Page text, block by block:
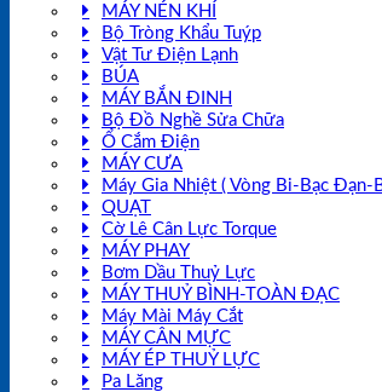
MÁY NÉN KHÍ
Bộ Tròng Khẩu Tuýp
Vật Tư Điện Lạnh
BÚA
MÁY BẮN ĐINH
Bộ Đồ Nghề Sửa Chữa
Ổ Cắm Điện
MÁY CƯA
Máy Gia Nhiệt ( Vòng Bi-Bạc Đạn-
QUẠT
Cờ Lê Cân Lực Torque
MÁY PHAY
Bơm Dầu Thuỷ Lực
MÁY THUỶ BÌNH-TOÀN ĐẠC
Máy Mài Máy Cắt
MÁY CÂN MỰC
MÁY ÉP THUỶ LỰC
Pa Lăng